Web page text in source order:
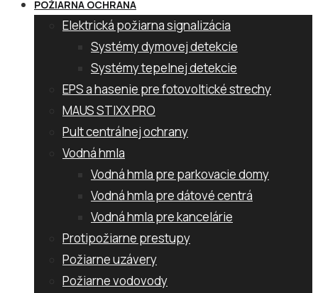
POŽIARNA OCHRANA
Elektrická požiarna signalizácia
Systémy dymovej detekcie
Systémy tepelnej detekcie
EPS a hasenie pre fotovoltické strechy
MAUS STIXX PRO
Pult centrálnej ochrany
Vodná hmla
Vodná hmla pre parkovacie domy
Vodná hmla pre dátové centrá
Vodná hmla pre kancelárie
Protipožiarne prestupy
Požiarne uzávery
Požiarne vodovody